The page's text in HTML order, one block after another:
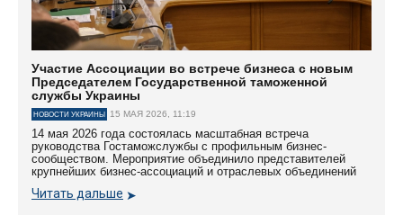
Участие Ассоциации во встрече бизнеса с новым
Председателем Государственной таможенной
службы Украины
НОВОСТИ УКРАИНЫ 15 МАЯ 2026, 11:19
14 мая 2026 года состоялась масштабная встреча
руководства Гостаможслужбы с профильным бизнес-
сообществом. Мероприятие объединило представителей
крупнейших бизнес-ассоциаций и отраслевых объединений
Читать дальше